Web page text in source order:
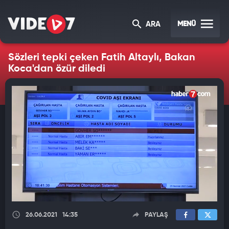
ARA MENÜ
Sözleri tepki çeken Fatih Altaylı, Bakan
Koca'dan özür diledi
26.06.2021 14:35 PAYLAŞ